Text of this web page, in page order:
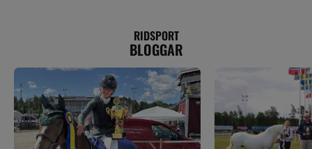
RIDSPORT
BLOGGAR